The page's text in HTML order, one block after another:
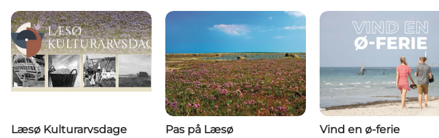
Læsø Kulturarvsdage Pas på Læsø Vind en ø-ferie